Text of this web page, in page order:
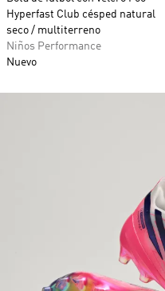
Hyperfast Club césped natural
seco / multiterreno
Niños Performance
Nuevo